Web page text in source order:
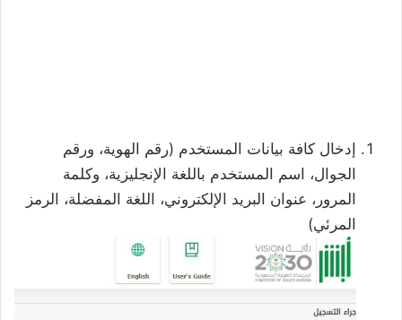
إدخال كافة بيانات المستخدم (رقم الهوية، ورقم
الجوال، اسم المستخدم باللغة الإنجليزية، وكلمة
المرور، عنوان البريد الإلكتروني، اللغة المفضلة، الرمز
المرئي)